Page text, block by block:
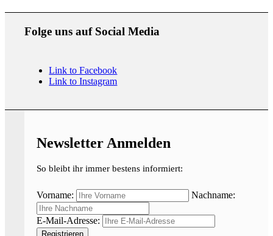
Folge uns auf Social Media
Link to Facebook
Link to Instagram
Newsletter Anmelden
So bleibt ihr immer bestens informiert:
Vorname: Nachname:
E-Mail-Adresse: